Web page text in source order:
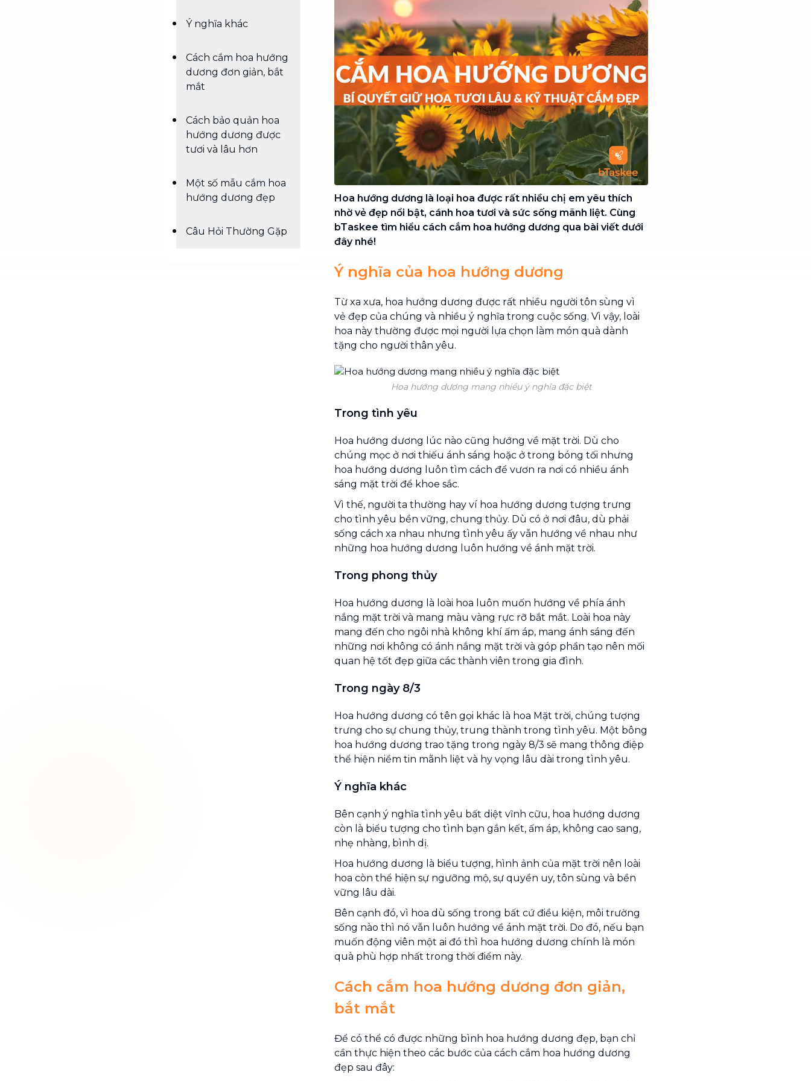
Chuyển nhà trọn gói, không lo dọn
dẹp nơi đi nơi đến
Vệ sinh công nghiệp NEW
Vệ sinh chuyên nghiệp cho văn
phòng, nhà xưởng, công trình lớn
Ý nghĩa khác
Cách cắm hoa hướng
dương đơn giản, bắt
mắt
Cách bảo quản hoa
hướng dương được
tươi và lâu hơn
Một số mẫu cắm hoa
hướng dương đẹp
Câu Hỏi Thường Gặp
Hoa hướng dương là loại hoa được rất nhiều chị em yêu thích
nhờ vẻ đẹp nổi bật, cánh hoa tươi và sức sống mãnh liệt. Cùng
bTaskee tìm hiểu cách cắm hoa hướng dương qua bài viết dưới
đây nhé!
Ý nghĩa của hoa hướng dương
Từ xa xưa, hoa hướng dương được rất nhiều người tôn sùng vì
vẻ đẹp của chúng và nhiều ý nghĩa trong cuộc sống. Vì vậy, loài
hoa này thường được mọi người lựa chọn làm món quà dành
tặng cho người thân yêu.
Hoa hướng dương mang nhiều ý nghĩa đặc biệt
Trong tình yêu
Hoa hướng dương lúc nào cũng hướng về mặt trời. Dù cho
chúng mọc ở nơi thiếu ánh sáng hoặc ở trong bóng tối nhưng
hoa hướng dương luôn tìm cách để vươn ra nơi có nhiều ánh
sáng mặt trời để khoe sắc.
Vì thế, người ta thường hay ví hoa hướng dương tượng trưng
cho tình yêu bền vững, chung thủy. Dù có ở nơi đâu, dù phải
sống cách xa nhau nhưng tình yêu ấy vẫn hướng về nhau như
những hoa hướng dương luôn hướng về ánh mặt trời.
Trong phong thủy
Hoa hướng dương là loài hoa luôn muốn hướng về phía ánh
nắng mặt trời và mang màu vàng rực rỡ bắt mắt. Loài hoa này
mang đến cho ngôi nhà không khí ấm áp, mang ánh sáng đến
những nơi không có ánh nắng mặt trời và góp phần tạo nên mối
quan hệ tốt đẹp giữa các thành viên trong gia đình.
Trong ngày 8/3
Hoa hướng dương có tên gọi khác là hoa Mặt trời, chúng tượng
trưng cho sự chung thủy, trung thành trong tình yêu. Một bông
hoa hướng dương trao tặng trong ngày 8/3 sẽ mang thông điệp
thể hiện niềm tin mãnh liệt và hy vọng lâu dài trong tình yêu.
Ý nghĩa khác
Bên cạnh ý nghĩa tình yêu bất diệt vĩnh cữu, hoa hướng dương
còn là biểu tượng cho tình bạn gắn kết, ấm áp, không cao sang,
nhẹ nhàng, bình dị.
Hoa hướng dương là biểu tượng, hình ảnh của mặt trời nên loài
hoa còn thể hiện sự ngưỡng mộ, sự quyền uy, tôn sùng và bền
vững lâu dài.
Bên cạnh đó, vì hoa dù sống trong bất cứ điều kiện, môi trường
sống nào thì nó vẫn luôn hướng về ánh mặt trời. Do đó, nếu bạn
muốn động viên một ai đó thì hoa hướng dương chính là món
quà phù hợp nhất trong thời điểm này.
Cách cắm hoa hướng dương đơn giản,
bắt mắt
Để có thể có được những bình hoa hướng dương đẹp, bạn chỉ
cần thực hiện theo các bước của cách cắm hoa hướng dương
đẹp sau đây: